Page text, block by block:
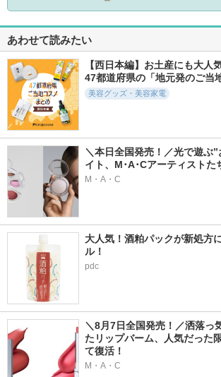
あわせて読みたい
【西日本編】お土産にも大人
47都道府県の「地元発のご当
美容グッズ・美容家電
＼本日全国発売！／光で遊ぶ
イト、M･A･Cアーティストた
M・A・C
大人気！酒粕パックが新処方
ル！
pdc
＼8月7日全国発売！／洒落っ
たリップバーム、人気だった
て復活！
M・A・C